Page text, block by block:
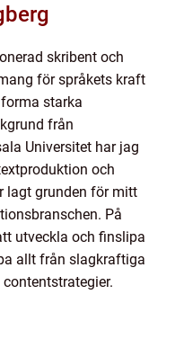
skribent och
för språkets kraft
starka
från
Universitet har jag
och
lagt grunden för mitt
På
utveckla och finslipa
allt från slagkraftiga